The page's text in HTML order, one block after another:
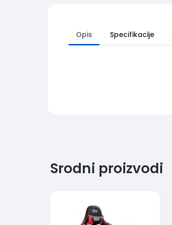
Opis Specifikacije
Srodni proizvodi